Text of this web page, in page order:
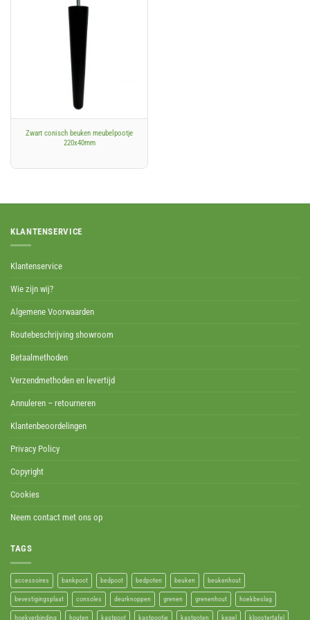
Zwart conisch beuken meubelpootje
220x40mm
KLANTENSERVICE
Klantenservice
Wie zijn wij?
Algemene Voorwaarden
Routebeschrijving showroom
Betaalmethoden
Verzendmethoden en levertijd
Annuleren – retourneren
Klantenbeoordelingen
Privacy Policy
Copyright
Cookies
Neem contact met ons op
TAGS
accessoires bankpoot bedpoot bedpoten beuken beukenhout
bevestigingsplaat consoles deurknoppen grenen grenenhout hoekbeslag
hoekverbinding houten kastpoot kastpootje kastpoten kegel kloostertafel